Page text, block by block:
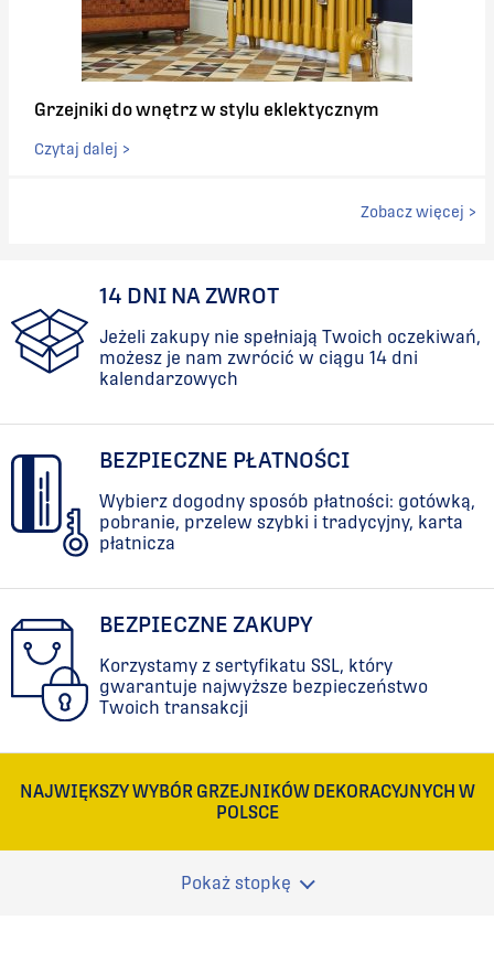
Grzejniki do wnętrz w stylu eklektycznym
Czytaj dalej >
Zobacz więcej >
14 DNI NA ZWROT
Jeżeli zakupy nie spełniają Twoich oczekiwań,
możesz je nam zwrócić w ciągu 14 dni
kalendarzowych
BEZPIECZNE PŁATNOŚCI
Wybierz dogodny sposób płatności: gotówką,
pobranie, przelew szybki i tradycyjny, karta
płatnicza
BEZPIECZNE ZAKUPY
Korzystamy z sertyfikatu SSL, który
gwarantuje najwyższe bezpieczeństwo
Twoich transakcji
NAJWIĘKSZY WYBÓR GRZEJNIKÓW DEKORACYJNYCH W
POLSCE
Pokaż stopkę